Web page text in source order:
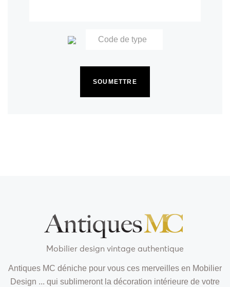
Mobilier design vintage authentique
Antiques MC déniche pour vous ces merveilles en Mobilier
Design ... qui sublimeront la décoration intérieure de votre